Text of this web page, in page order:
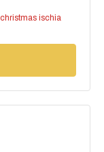
christmas ischia